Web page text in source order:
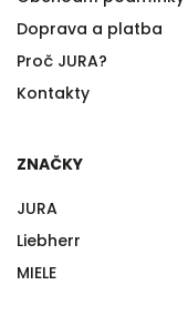
Doprava a platba
Proč JURA?
Kontakty
ZNAČKY
JURA
Liebherr
MIELE